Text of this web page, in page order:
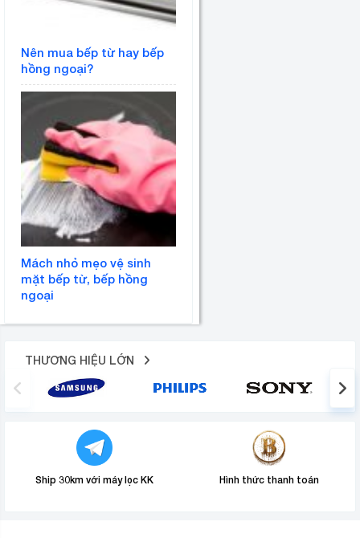
Nên mua bếp từ hay bếp
hồng ngoại?
Mách nhỏ mẹo vệ sinh
mặt bếp từ, bếp hồng
ngoại
THƯƠNG HIỆU LỚN
Ship 30km với máy lọc KK Hình thức thanh toán